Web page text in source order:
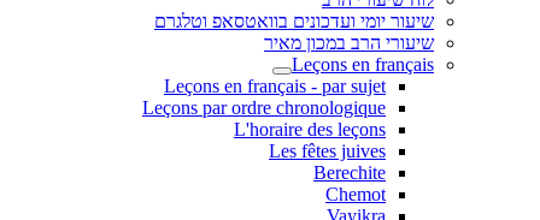
שיעור יומי ועדכונים בוואטסאפ וטלגרם
שיעורי הרב במכון מאיר
Leçons en français
Leçons en français - par sujet
Leçons par ordre chronologique
L'horaire des leçons
Les fêtes juives
Berechite
Chemot
Vayikra